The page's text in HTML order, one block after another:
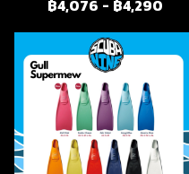
฿4,076 - ฿4,290